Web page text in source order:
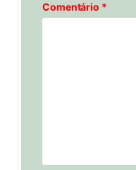
Comentário *